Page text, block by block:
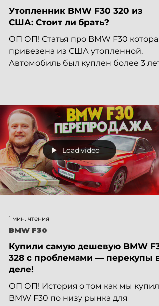
Утопленник BMW F30 320 из
США: Стоит ли брать?
ОП ОП! Статья про BMW F30 которая
привезена из США утопленной.
Автомобиль был куплен более 3 лет
Load video
1 мин. чтения
BMW F30
Купили самую дешевую BMW
328 с проблемами — перекупы в
деле!
ОП ОП! История о том как мы
BMW F30 по низу рынка для